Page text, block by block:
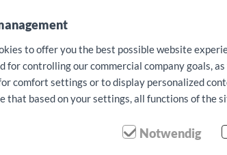
/ километр
Время получения:
to offer you the best possible website
for controlling our commercial company goals,
comfort settings or to display personalized
that based on your settings, all functions of the
Notwendig